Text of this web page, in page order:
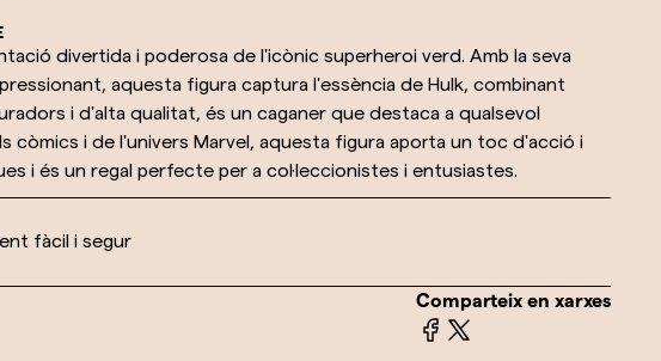
divertida i poderosa de l'icònic superheroi verd. Amb la seva
aquesta figura captura l'essència de Hulk, combinant
i d'alta qualitat, és un caganer que destaca a qualsevol
còmics i de l'univers Marvel, aquesta figura aporta un toc d'acció i
i és un regal perfecte per a col·leccionistes i entusiastes.
fàcil i segur
Comparteix en xarxes